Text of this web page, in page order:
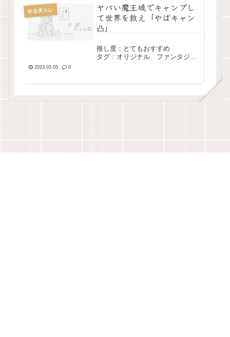
やる夫スレ
ヤバい魔王城でキャンプし
て世界を救え「やばキャン
凸」
推し度：とてもおすすめ
タグ：オリジナル ファンタジ
2023.03.05 0